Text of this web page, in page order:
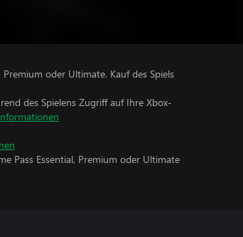
oder Ultimate. Kauf des Spiels
des Spielens Zugriff auf Ihre Xbox-
Pass Essential, Premium oder Ultimate